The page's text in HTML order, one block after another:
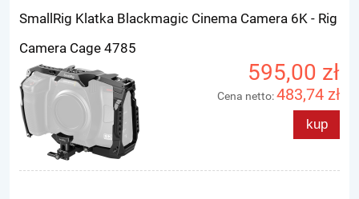
SmallRig Klatka Blackmagic Cinema Camera 6K - Rig
Camera Cage 4785
595,00 zł
Cena netto:483,74 zł
kup